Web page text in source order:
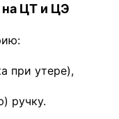
ЦТ и ЦЭ
при утере),
ручку.